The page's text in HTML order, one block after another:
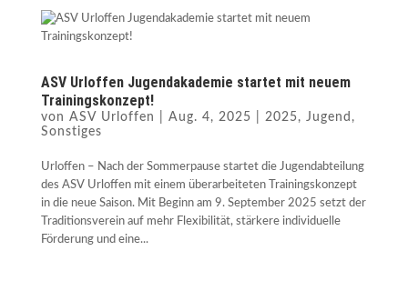
ASV Urloffen Jugendakademie startet mit neuem
Trainingskonzept!
von ASV Urloffen Aug. 4, 2025 2025, Jugend ,
Sonstiges
Urloffen – Nach der Sommerpause startet die Jugendabteilung
des ASV Urloffen mit einem überarbeiteten Trainingskonzept
in die neue Saison. Mit Beginn am 9. September 2025 setzt der
Traditionsverein auf mehr Flexibilität, stärkere individuelle
Förderung und eine...